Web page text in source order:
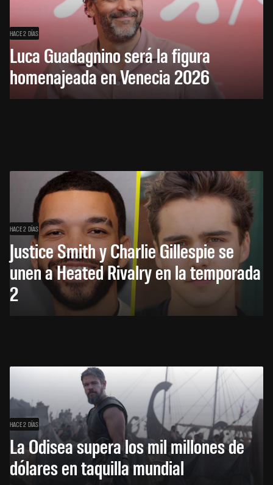
HACE 2 DÍAS
Luca Guadagnino será la figura
homenajeada en Venecia 2026
HACE 2 DÍAS
Justice Smith y Charlie Gillespie se
unen a Heated Rivalry en la temporada
2
HACE 2 DÍAS
La Odisea supera los mil millones de
dólares en taquilla mundial